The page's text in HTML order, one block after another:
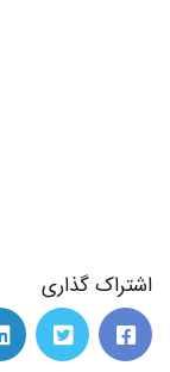
اشتراک گذاری